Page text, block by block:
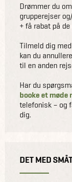
Drømmer du
grupperejser
+ få rabat på
Tilmeld dig
kan du
til en anden
Har du
booke et møde
telefonisk – og
dig.
DET MED